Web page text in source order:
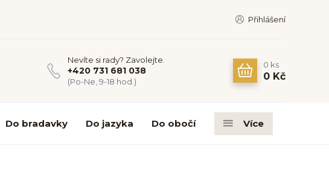
Přihlášení
Nevíte si rady? Zavolejte.
+420 731 681 038
(Po-Ne, 9-18 hod.)
0 ks
0 Kč
Do bradavky Do jazyka Do obočí Více